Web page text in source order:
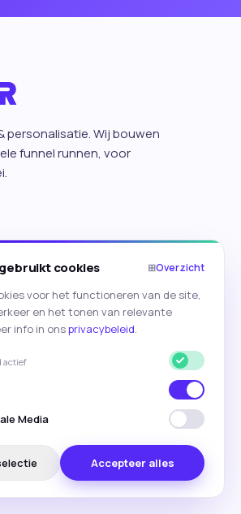
Instagram E-mail
personalisatie. Wij bouwen
funnel runnen, voor
cookies ⊞Overzicht
voor het functioneren van de site,
en het tonen van relevante
info in onsprivacybeleid.
actief
Media
Accepteer alles